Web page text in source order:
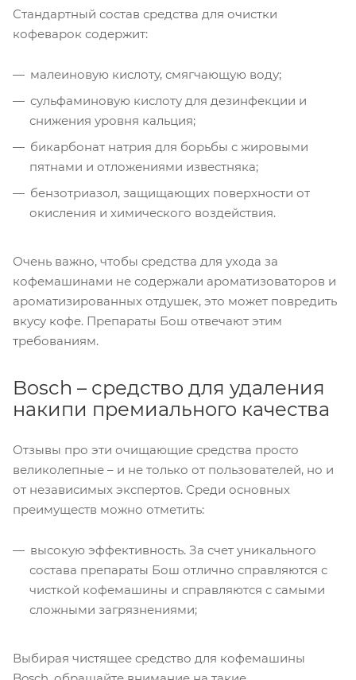
Стандартный состав средства для очистки
кофеварок содержит:
малеиновую кислоту, смягчающую воду;
сульфаминовую кислоту для дезинфекции и
снижения уровня кальция;
бикарбонат натрия для борьбы с жировыми
пятнами и отложениями известняка;
бензотриазол, защищающих поверхности от
окисления и химического воздействия.
Очень важно, чтобы средства для ухода за
кофемашинами не содержали ароматизоваторов и
ароматизированных отдушек, это может повредить
вкусу кофе. Препараты Бош отвечают этим
требованиям.
Bosch – средство для удаления
накипи премиального качества
Отзывы про эти очищающие средства просто
великолепные – и не только от пользователей, но и
от независимых экспертов. Среди основных
преимуществ можно отметить:
высокую эффективность. За счет уникального
состава препараты Бош отлично справляются с
чисткой кофемашины и справляются с самыми
сложными загрязнениями;
Выбирая чистящее средство для кофемашины